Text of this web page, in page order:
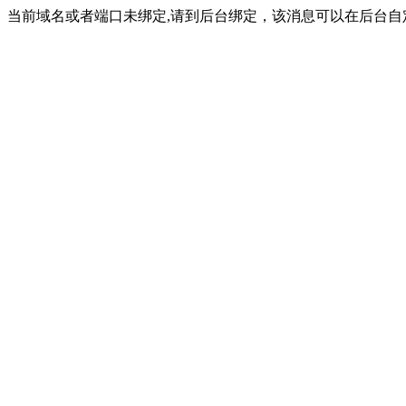
当前域名或者端口未绑定,请到后台绑定，该消息可以在后台自